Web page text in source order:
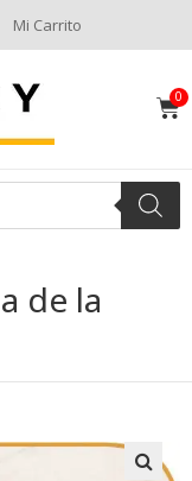
Mi Carrito
de la